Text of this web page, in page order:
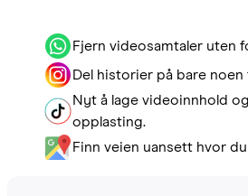
Fjern videosamtaler uten
Del historier på bare noen
Nyt å lage videoinnhold
opplasting.
Finn veien uansett hvor